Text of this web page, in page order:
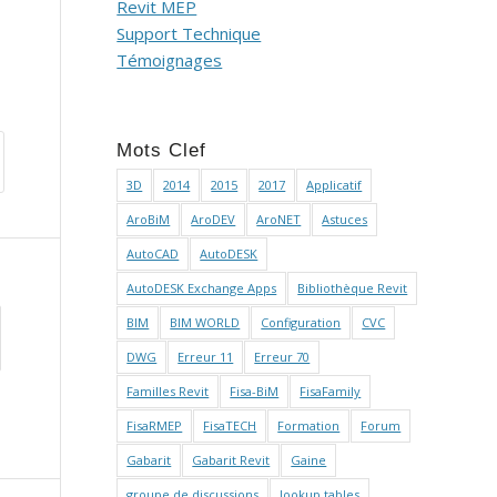
Revit MEP
Support Technique
Témoignages
Mots Clef
3D 2014 2015 2017 Applicatif
AroBiM AroDEV AroNET Astuces
AutoCAD AutoDESK
AutoDESK Exchange Apps Bibliothèque Revit
BIM BIM WORLD Configuration CVC
DWG Erreur 11 Erreur 70
Familles Revit Fisa-BiM FisaFamily
FisaRMEP FisaTECH Formation Forum
Gabarit Gabarit Revit Gaine